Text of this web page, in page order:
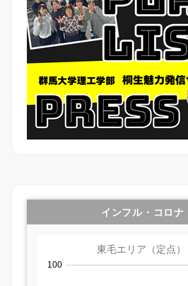
インフル・コロ